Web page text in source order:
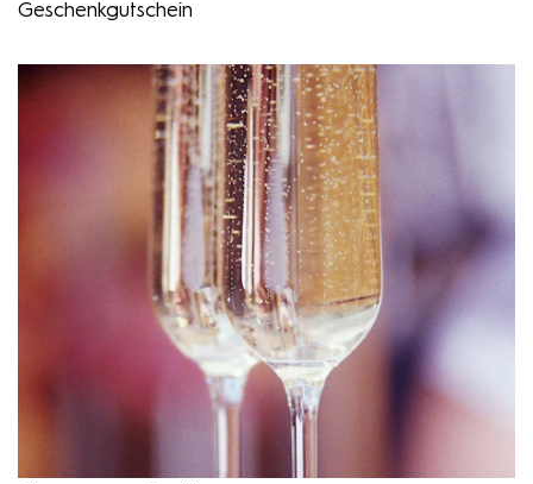
Geschenkgutschein